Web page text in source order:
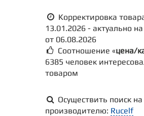
Корректировка
13.01.2026 - актуально
от 06.08.2026
Соотношение «цена/
6385 человек
товаром
Осуществить поиск
производителю: Rucelf